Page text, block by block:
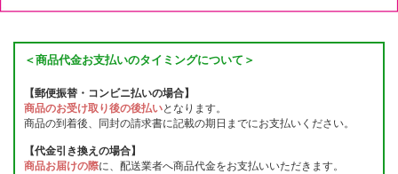
＜商品代金お支払いのタイミングについて＞
【郵便振替・コンビニ払いの場合】
商品のお受け取り後の後払いとなります。
商品の到着後、同封の請求書に記載の期日までにお支払いください。
【代金引き換えの場合】
商品お届けの際に、配送業者へ商品代金をお支払いいただきます。